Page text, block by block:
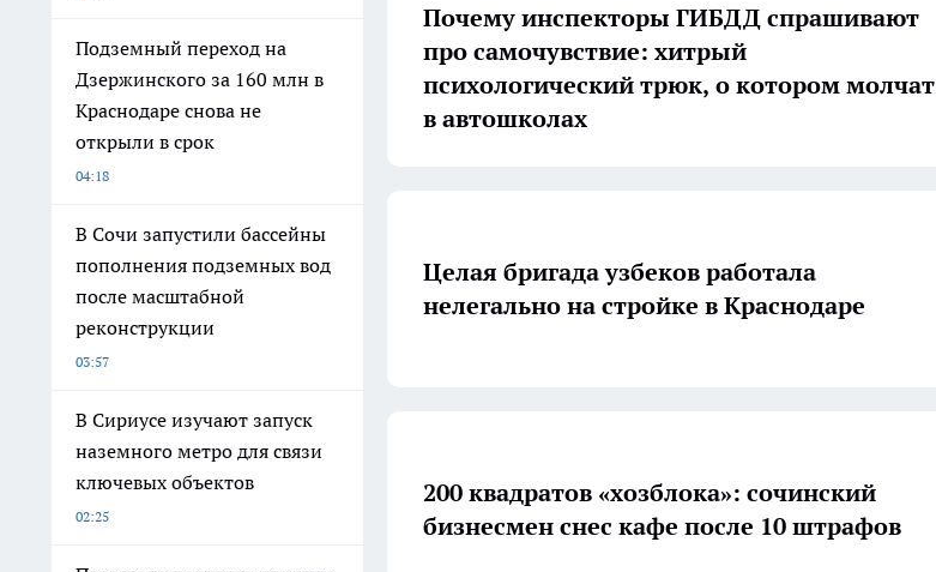
Подземный переход на
Дзержинского за 160 млн в
Краснодаре снова не
открыли в срок
04:18
В Сочи запустили бассейны
пополнения подземных вод
после масштабной
реконструкции
03:57
В Сириусе изучают запуск
наземного метро для связи
ключевых объектов
02:25
Почему инспекторы ГИБДД спрашивают
про самочувствие: хитрый
психологический трюк, о котором молчат
в автошколах
Целая бригада узбеков работала
нелегально на стройке в Краснодаре
200 квадратов «хозблока»: сочинский
бизнесмен снес кафе после 10 штрафов